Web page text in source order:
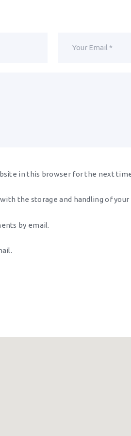
in this browser for the next
the storage and handling of
by email.